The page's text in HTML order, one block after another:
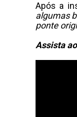
Após a
algumas
ponte
Assista